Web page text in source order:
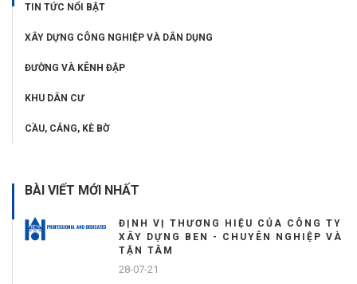
TIN TỨC NỔI BẬT
XÂY DỰNG CÔNG NGHIỆP VÀ DÂN DỤNG
ĐƯỜNG VÀ KÊNH ĐẬP
KHU DÂN CƯ
CẦU, CẢNG, KÈ BỜ
BÀI VIẾT MỚI NHẤT
ĐỊNH VỊ THƯƠNG HIỆU CỦA CÔNG TY
XÂY DỰNG BEN - CHUYÊN NGHIỆP VÀ
TẬN TÂM
28-07-21